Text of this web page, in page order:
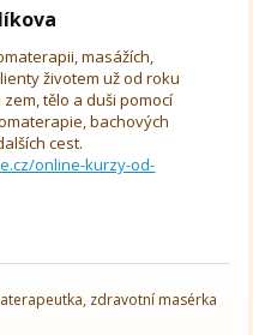
masážích,
životem už od roku
tělo a duši pomocí
bachových
cest.
online-kurzy-od-
zdravotní masérka